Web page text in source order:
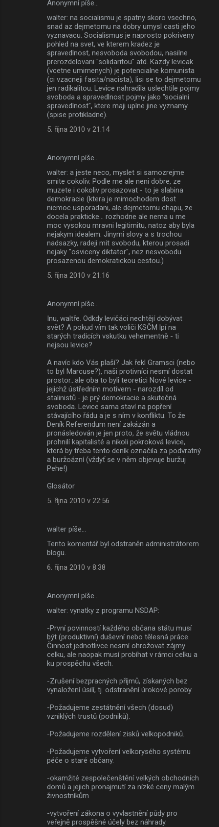
Anonymní píše…
walter: na socialismu je spatny skoro vsechno,
snad az dejmetomu na dobry umysl casti jeho
vyznavacu. Socialismus je naprosto pokriveny
pohled na svet, ve kterem kradez je
spravedlnost, nesvoboda svobodou, nasilne
prerozdelovani "solidaritou" atd. Kazdy levicak
(vcetne umirnenych) je potencialne komunista
(ci vzacneji fasita/nacista), lisi se to dejmetomu
jen radikalitou. Levice nahradila uslechtile pojmy
svoboda a spravedlnost pojmy jako "socialni
spravedlnost", ktere maji uplne jine vyznamy
(spise protikladne).
5. října 2010 v 21:14
Anonymní píše…
walter: a jeste neco, myslet si samozrejme
smite cokoliv. Podle me ale neni dobre, ze
muzete i cokoliv prosazovat - to je slabina
demokracie (ktera je mimochodem dost
nicmoc usporadani, ale dejmetomu chapu, ze
docela prakticke... rozhodne ale nema u me
moc vysokou mravni legitimitu, natoz aby byla
nejakym idealem. Jinymi slovy a s trochou
nadsazky, radeji mit svobodu, kterou prosadi
nejaky "osviceny diktator", nez nesvobodu
prosazenou demokratickou cestou.)
5. října 2010 v 21:16
Anonymní píše…
Inu, waltře. Odkdy levičáci nechtějí dobývat
svět? A pokud vím tak voliči KSČM lpí na
starých tradicích vskutku vehementně - ti
nejsou levice?
A navíc kdo Vás plaší? Jak řekl Gramsci (nebo
to byl Marcuse?), naši protivníci nesmí dostat
prostor...ale oba to byli teoretici Nové levice -
jejichž ústředním motivem - narozdíl od
stalinistů - je prý demokracie a skutečná
svoboda. Levice sama staví na popření
stávajícího řádu a je s ním v konfliktu. To že
Deník Referendum není zakázán a
pronásledován je jen proto, že světu vládnou
prohnilí kapitalisté a nikoli pokroková levice,
která by třeba tento deník označila za podvratný
a buržoázní (vždyť se v něm objevuje buržuj
Pehe!)
Glosátor
5. října 2010 v 22:56
walter píše…
Tento komentář byl odstraněn administrátorem
blogu.
6. října 2010 v 8:38
Anonymní píše…
walter: vynatky z programu NSDAP:
-První povinností každého občana státu musí
být (produktivní) duševní nebo tělesná práce.
Činnost jednotlivce nesmí ohrožovat zájmy
celku, ale naopak musí probíhat v rámci celku a
ku prospěchu všech.
-Zrušení bezpracných příjmů, získaných bez
vynaložení úsilí, tj. odstranění úrokové poroby.
-Požadujeme zestátnění všech (dosud)
vzniklých trustů (podniků).
-Požadujeme rozdělení zisků velkopodniků.
-Požadujeme vytvoření velkorysého systému
péče o staré občany.
-okamžité zespolečenštění velkých obchodních
domů a jejich pronajmutí za nízké ceny malým
živnostníkům
-vytvoření zákona o vyvlastnění půdy pro
veřejně prospěšné účely bez náhrady.